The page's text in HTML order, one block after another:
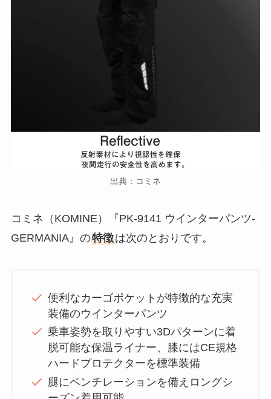
出典：コミネ
コミネ（KOMINE）『PK-9141 ウインターパンツ-
GERMANIA』の特徴は次のとおりです。
便利なカーゴポケットが特徴的な充実
装備のウインターパンツ
乗車姿勢を取りやすい3Dパターンに着
脱可能な保温ライナー、膝にはCE規格
ハードプロテクターを標準装備
腿にベンチレーションを備えロングシ